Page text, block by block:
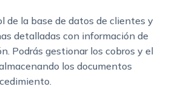
de la base de datos de clientes y
detalladas con información de
Podrás gestionar los cobros y el
los documentos